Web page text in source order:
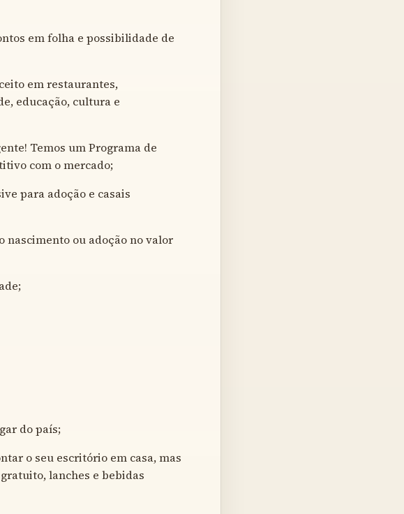
em folha e possibilidade de
em restaurantes,
educação, cultura e
Temos um Programa de
com o mercado;
para adoção e casais
nascimento ou adoção no valor
do país;
o seu escritório em casa, mas
lanches e bebidas